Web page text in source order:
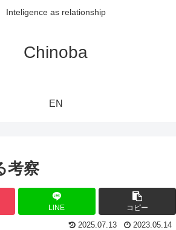
Inteligence as relationship
Chinoba
EN
考察
LINE コピー
2025.07.13 2023.05.14